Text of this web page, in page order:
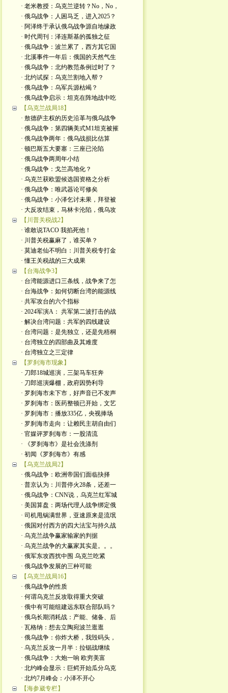
· 老米教授：乌克兰逆转？No，No，
· 俄乌战争：人困马乏，进入2025？
· 阿泽终于承认俄乌战争源自地缘政
· 时代周刊：泽连斯基的孤独之征
· 俄乌战争：波兰累了，西方其它国
· 北溪事件一年后：俄国的天然气生
· 俄乌战争：北约教范条例过时了？
· 北约试探：乌克兰割地入帮？
· 俄乌战争：乌军兵源枯竭？
· 俄乌战争启示：坦克在阵地战中吃
【乌克兰战局18】
· 敖德萨主权的历史沿革与俄乌战争
· 俄乌战争：第四辆美式M1坦克被摧
· 俄乌战争两年：俄乌战损比估算
· 顿巴斯五大要塞：三座已沦陷
· 俄乌战争两周年小结
· 俄乌战争：戈兰高地化？
· 乌克兰获欧盟候选国资格之分析
· 俄乌战争：唯武器论可修矣
· 俄乌战争：小泽乞讨未果，拜登被
· 大反攻结束，马林卡沦陷，俄乌攻
【川普关税战2】
· 谁敢说TACO 我掐死他！
· 川普关税赢麻了，谁买单？
· 莫迪老仙不明白：川普关税专打金
· 懂王关税战的三大成果
【台海战争3】
· 台湾能源进口三条线，战争来了怎
· 台海战争：如何切断台湾的能源线
· 共军攻台的六个指标
· 2024军演A： 共军第二波打击的战
· 解决台湾问题：共军的四线建设
· 台湾问题：是先独立，还是先梧桐
· 台湾独立的四部曲及其难度
· 台湾独立之三定律
【罗刹海市现象】
· 刀郎18城巡演，三架马车狂奔
· 刀郎巡演爆棚，政府因势利导
· 罗刹海市未下市，好声音已不发声
· 罗刹海市：医药整顿已开始，文艺
· 罗刹海市：播放335亿，央视捧场
· 罗刹海市走向：让赖民主胡自由们
· 官媒评罗刹海市：一股清流
· 《罗刹海市》是社会洗涤剂
· 初闻《罗刹海市》有感
【乌克兰战局2】
· 俄乌战争：欧洲帝国们面临抉择
· 普京认为：川普停火28条，还差一
· 俄乌战争：CNN说，乌克兰红军城
· 美国算盘：两场代理人战争绑定俄
· 司机甩锅满世界，亚速原来是流氓
· 俄国对付西方的四大法宝与持久战
· 乌克兰战争赢家输家的判据
· 乌克兰战争的大赢家其实是。。。
· 俄军东攻西扰中围 乌克兰吃紧
· 俄乌战争发展的三种可能
【乌克兰战局16】
· 俄乌战争的性质
· 何谓乌克兰反攻取得重大突破
· 俄中有可能组建远东联合部队吗？
· 俄乌长期消耗战：产能、储备、后
· 瓦格纳：想去立陶宛波兰逛逛
· 俄乌战争：你炸大桥，我毁码头，
· 乌克兰反攻一月半：拉锯战继续
· 俄乌战争：大炮一响 欧穷美富
· 北约峰会显示：巨鳄开始瓜分乌克
· 北约7月峰会：小泽不开心
【海参崴专栏】